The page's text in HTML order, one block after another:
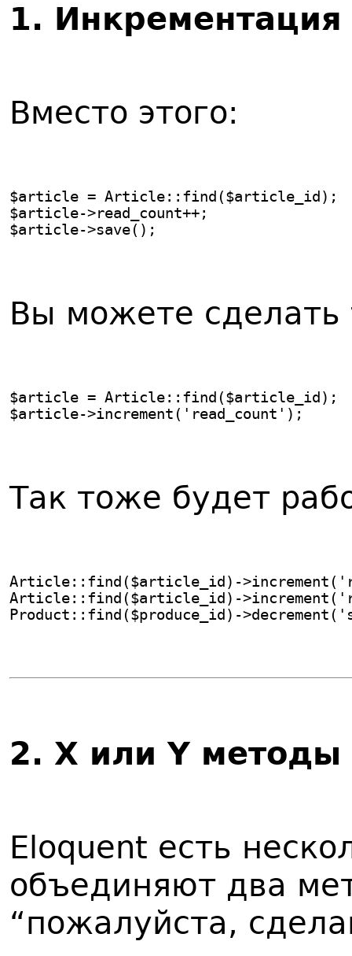
1.
Вместо этого:
$article = Article::find($article_id);
$article->read_count++;
$article->save();
Вы можете сделать
$article = Article::find($article_id);
$article->increment('read_count');
Так тоже будет
Article::find($article_id)-
Article::find($article_id)-
Product::find($produce_id)-
2. X или Y методы
Eloquent есть
объединяют два
“пожалуйста,